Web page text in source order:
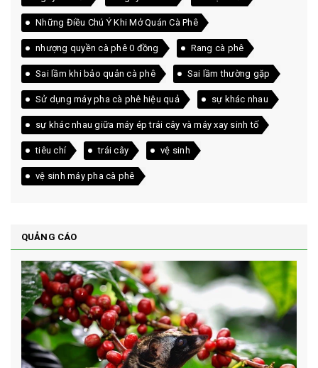
Những Điều Chú Ý Khi Mở Quán Cà Phê
nhượng quyền cà phê 0 đồng Rang cà phê
Sai lầm khi bảo quản cà phê Sai lầm thường gặp
Sử dụng máy pha cà phê hiệu quả sự khác nhau
sự khác nhau giữa máy ép trái cây và máy xay sinh tố
tiêu chí trái cây vệ sinh
vệ sinh máy pha cà phê
QUẢNG CÁO